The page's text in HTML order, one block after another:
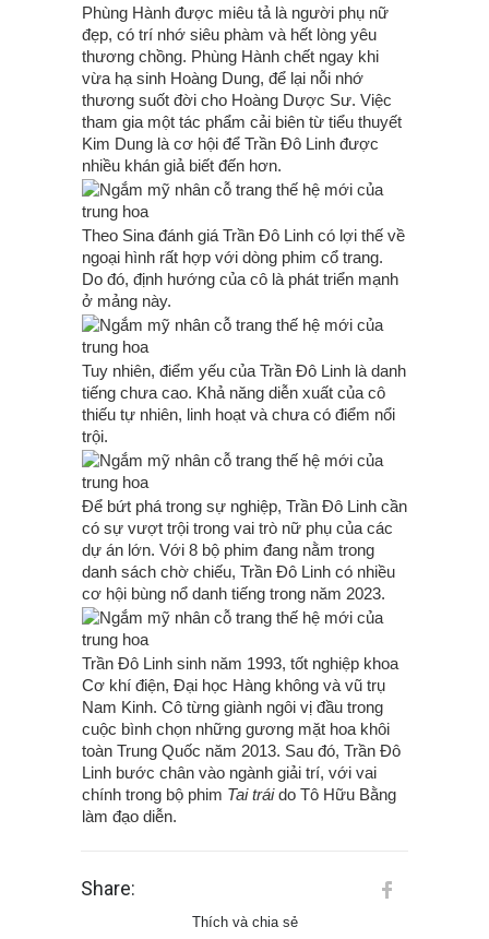
Phùng Hành được miêu tả là người phụ nữ
đẹp, có trí nhớ siêu phàm và hết lòng yêu
thương chồng. Phùng Hành chết ngay khi
vừa hạ sinh Hoàng Dung, để lại nỗi nhớ
thương suốt đời cho Hoàng Dược Sư. Việc
tham gia một tác phẩm cải biên từ tiểu thuyết
Kim Dung là cơ hội để Trần Đô Linh được
nhiều khán giả biết đến hơn.
Theo Sina đánh giá Trần Đô Linh có lợi thế về
ngoại hình rất hợp với dòng phim cổ trang.
Do đó, định hướng của cô là phát triển mạnh
ở mảng này.
Tuy nhiên, điểm yếu của Trần Đô Linh là danh
tiếng chưa cao. Khả năng diễn xuất của cô
thiếu tự nhiên, linh hoạt và chưa có điểm nổi
trội.
Để bứt phá trong sự nghiệp, Trần Đô Linh cần
có sự vượt trội trong vai trò nữ phụ của các
dự án lớn. Với 8 bộ phim đang nằm trong
danh sách chờ chiếu, Trần Đô Linh có nhiều
cơ hội bùng nổ danh tiếng trong năm 2023.
Trần Đô Linh sinh năm 1993, tốt nghiệp khoa
Cơ khí điện, Đại học Hàng không và vũ trụ
Nam Kinh. Cô từng giành ngôi vị đầu trong
cuộc bình chọn những gương mặt hoa khôi
toàn Trung Quốc năm 2013. Sau đó, Trần Đô
Linh bước chân vào ngành giải trí, với vai
chính trong bộ phim Tai tráido Tô Hữu Bằng
làm đạo diễn.
Share:
Thích và chia sẻ